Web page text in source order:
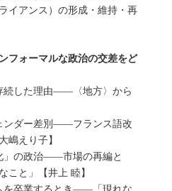
イアンス）の形成・維持・再
ォーマルな政治の交差をど
した理由――〈地方〉から
ダー差別――フランス語改
嶋えり子】
の政治――市場の再編と
こと」【井上 睦】